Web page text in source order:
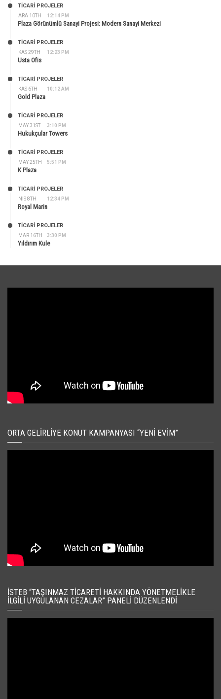
ARA 10TH 12:14 PM
TİCARİ PROJELER
Plaza Görünümlü Sanayi Projesi: Modern Sanayi Merkezi
KAS 29TH 12:23 PM
TİCARİ PROJELER
Usta Ofis
KAS 6TH 10:12 AM
TİCARİ PROJELER
Gold Plaza
MAY 31ST 3:10 PM
TİCARİ PROJELER
Hukukçular Towers
MAY 25TH 5:51 PM
TİCARİ PROJELER
K Plaza
NIS 8TH 12:34 PM
TİCARİ PROJELER
Royal Marin
MAR 16TH 3:30 PM
TİCARİ PROJELER
Yıldırım Kule
ORTA GELIRLIYE KONUT KAMPANYASI “YENI EVIM”
İSTEB “TAŞINMAZ TICARETI HAKKINDA YÖNETMELIKLE
İLGILI UYGULANAN CEZALAR” PANELI DÜZENLENDI